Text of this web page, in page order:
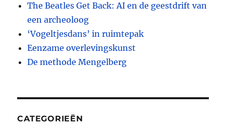
The Beatles Get Back: AI en de geestdrift van
een archeoloog
‘Vogeltjesdans’ in ruimtepak
Eenzame overlevingskunst
De methode Mengelberg
CATEGORIEËN